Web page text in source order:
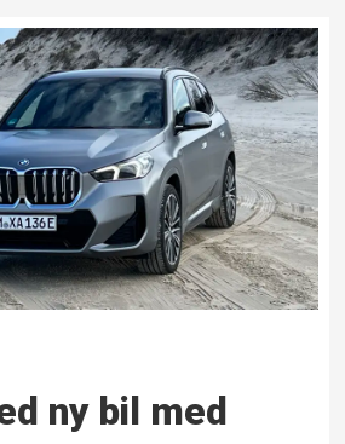
ny bil med